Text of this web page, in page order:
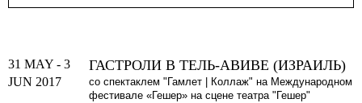
31 MAY - 3
JUN 2017
ГАСТРОЛИ В ТЕЛЬ-АВИВЕ (ИЗРАИЛЬ)
со спектаклем "Гамлет | Коллаж" на Международном
фестивале «Гешер» на сцене театра "Гешер"